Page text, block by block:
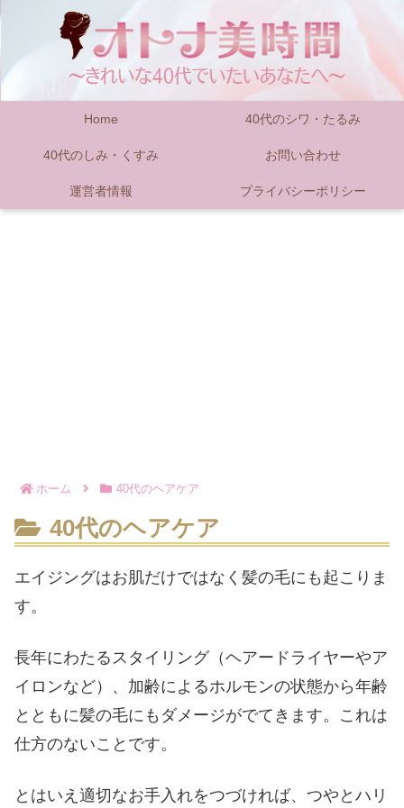
Home 40代のシワ・たるみ
40代のしみ・くすみ お問い合わせ
運営者情報 プライバシーポリシー
ホーム 40代のヘアケア
40代のヘアケア
エイジングはお肌だけではなく髪の毛にも起こりま
す。
長年にわたるスタイリング（ヘアードライヤーやア
イロンなど）、加齢によるホルモンの状態から年齢
とともに髪の毛にもダメージがでてきます。これは
仕方のないことです。
とはいえ適切なお手入れをつづければ、つやとハリ